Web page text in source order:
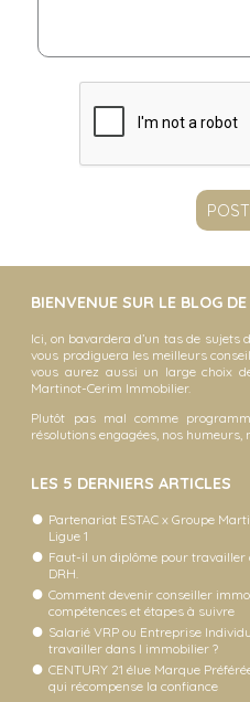
BIENVENUE SUR LE BLOG
Ici, on bavardera d’un tas de sujets
vous prodiguera les meilleurs
vous aurez aussi un large choix
Martinot-Cerim Immobilier.
Plutôt pas mal comme
résolutions engagées, nos humeurs,
LES 5 DERNIERS ARTICLES
Partenariat ESTAC x Groupe
Ligue 1
Faut-il un diplôme pour travailler
DRH.
Comment devenir conseiller
compétences et étapes à suivre
Salarié VRP ou Entreprise
travailler dans l immobilier ?
CENTURY 21 élue Marque
qui récompense la confiance